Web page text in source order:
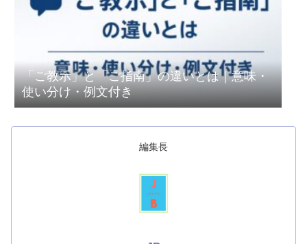
「ご教示」と「ご指南」の違いとは｜意味・
使い分け・例文付き
編集長